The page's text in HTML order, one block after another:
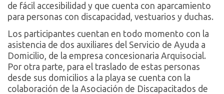
de fácil accesibilidad y que cuenta con aparcamiento
para personas con discapacidad, vestuarios y duchas.
Los participantes cuentan en todo momento con la
asistencia de dos auxiliares del Servicio de Ayuda a
Domicilio, de la empresa concesionaria Arquisocial.
Por otra parte, para el traslado de estas personas
desde sus domicilios a la playa se cuenta con la
colaboración de la Asociación de Discapacitados de